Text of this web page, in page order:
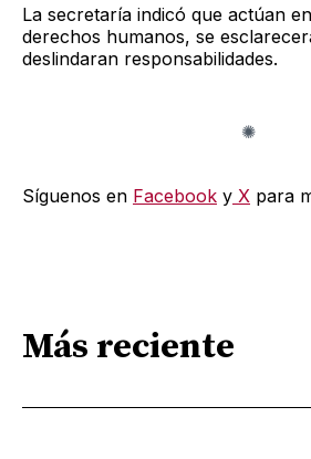
La secretaría indicó que actúan
derechos humanos, se
deslindaran responsabilidades.
Síguenos en Facebook y X para
Más reciente